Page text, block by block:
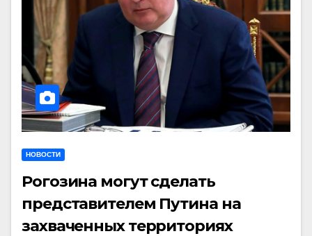
НОВОСТИ
Рогозина могут сделать
представителем Путина на
захваченных территориях